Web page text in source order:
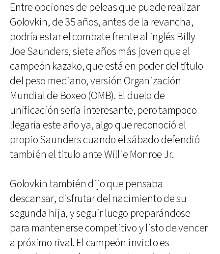
Entre opciones de peleas que puede realizar
Golovkin, de 35 años, antes de la revancha,
podría estar el combate frente al inglés Billy
Joe Saunders, siete años más joven que el
campeón kazako, que está en poder del título
del peso mediano, versión Organización
Mundial de Boxeo (OMB). El duelo de
unificación sería interesante, pero tampoco
llegaría este año ya, algo que reconoció el
propio Saunders cuando el sábado defendió
también el titulo ante Willie Monroe Jr.
Golovkin también dijo que pensaba
descansar, disfrutar del nacimiento de su
segunda hija, y seguir luego preparándose
para mantenerse competitivo y listo de vencer
a próximo rival. El campeón invicto es